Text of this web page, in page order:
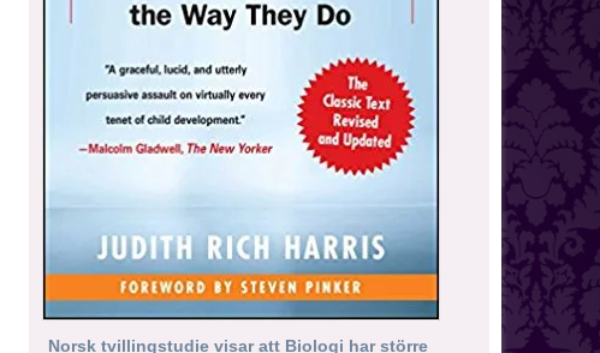
Norsk tvillingstudie visar att Biologi har större